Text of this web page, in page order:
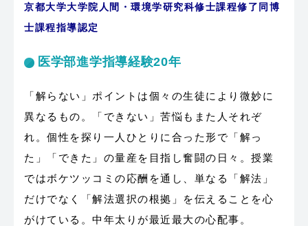
京都大学大学院人間・環境学研究科修士課程修了同博
士課程指導認定
医学部進学指導経験20年
「解らない」ポイントは個々の生徒により微妙に
異なるもの。「できない」苦悩もまた人それぞ
れ。個性を探り一人ひとりに合った形で「解っ
た」「できた」の量産を目指し奮闘の日々。授業
ではボケツッコミの応酬を通し、単なる「解法」
だけでなく「解法選択の根拠」を伝えることを心
がけている。中年太りが最近最大の心配事。